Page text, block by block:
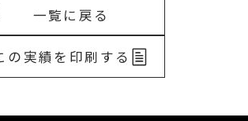
一覧に戻る
の実績を印刷する